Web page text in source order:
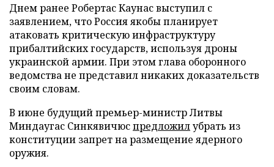
Днем ранее Робертас Каунас выступил с
заявлением, что Россия якобы планирует
атаковать критическую инфраструктуру
прибалтийских государств, используя дроны
украинской армии. При этом глава оборонного
ведомства не представил никаких доказательств
своим словам.
В июне будущий премьер-министр Литвы
Миндаугас Синкявичюспредложилубрать из
конституции запрет на размещение ядерного
оружия.